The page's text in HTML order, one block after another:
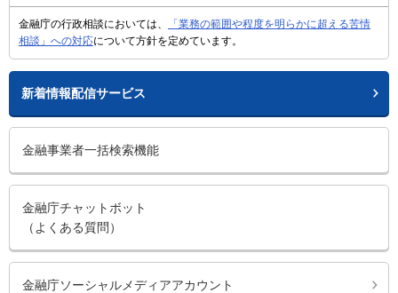
金融庁の行政相談においては、
「業務の範囲や程度を明らかに超える苦情
相談」への対応について方針を定めています。
新着情報配信サービス
金融事業者一括検索機能
金融庁チャットボット
（よくある質問）
金融庁ソーシャルメディアアカウント